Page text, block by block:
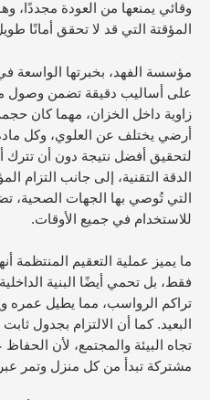
وقائي يمنعها من العودة مجددًا،
المؤقتة التي قد لا تحقق أمانًا
مؤسسة الفهد، بخبرتها الواسعة
على أساليب دقيقة تضمن وصول
زاوية داخل الخزان، مهما كان
أرضي يختلف عن العلوي، وكل
لتحقيق أفضل نتيجة دون أن تترك
الدقة التقنية، إلى جانب التزام
التي تُوصي بها الجهات الصحية،
للاستخدام في جميع الأوقات.
ما يميز عملية التعقيم المنتظمة
فقط، بل تحمي أيضًا البنية
تراكم الرواسب، مما يطيل عمره
البعيد. كما أن الالتزام بجدول
تجاه البيئة والمجتمع، لأن
مشتركة تبدأ من كل منزل وتمر